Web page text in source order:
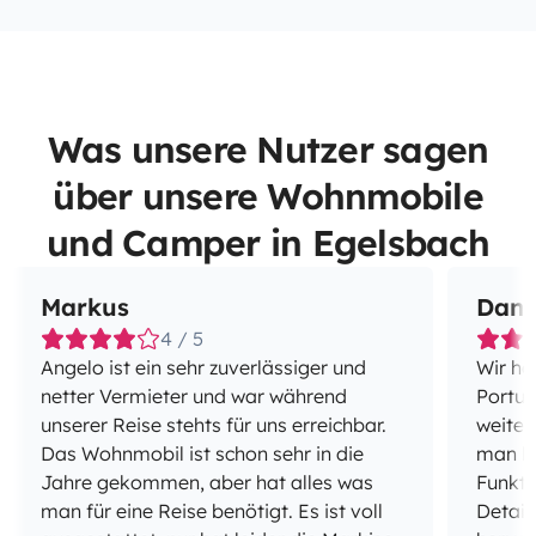
Was unsere Nutzer sagen
über unsere Wohnmobile
und Camper in Egelsbach
Markus
4 / 5
Angelo ist ein sehr zuverlässiger und
netter Vermieter und war während
unserer Reise stehts für uns erreichbar.
Das Wohnmobil ist schon sehr in die
Jahre gekommen, aber hat alles was
man für eine Reise benötigt. Es ist voll
Wir
man
Detail